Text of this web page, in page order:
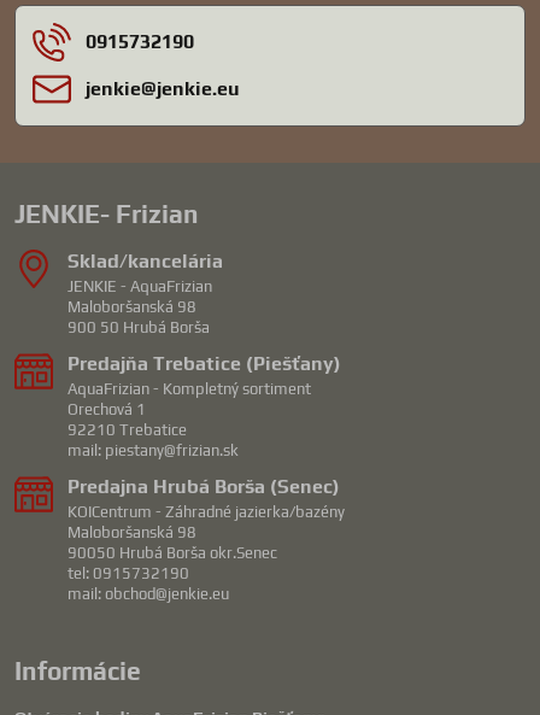
0915732190
jenkie​@jenkie​.eu
JENKIE- Frizian
Sklad/kancelária
JENKIE - AquaFrizian
Maloboršanská 98
900 50 Hrubá Borša
Predajňa Trebatice (Piešťany)
AquaFrizian - Kompletný sortiment
Orechová 1
92210 Trebatice
mail: piestany@frizian.sk
Predajna Hrubá Borša (Senec)
KOICentrum - Záhradné jazierka/bazény
Maloboršanská 98
90050 Hrubá Borša okr.Senec
tel: 0915732190
mail: obchod@jenkie.eu
Informácie